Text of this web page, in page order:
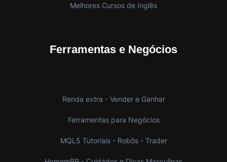
Melhores Cursos de Inglês
Ferramentas e Negócios
Renda extra - Vender e Ganhar
Ferramentas para Negócios
MQL5 Tutoriais - Robôs - Trader